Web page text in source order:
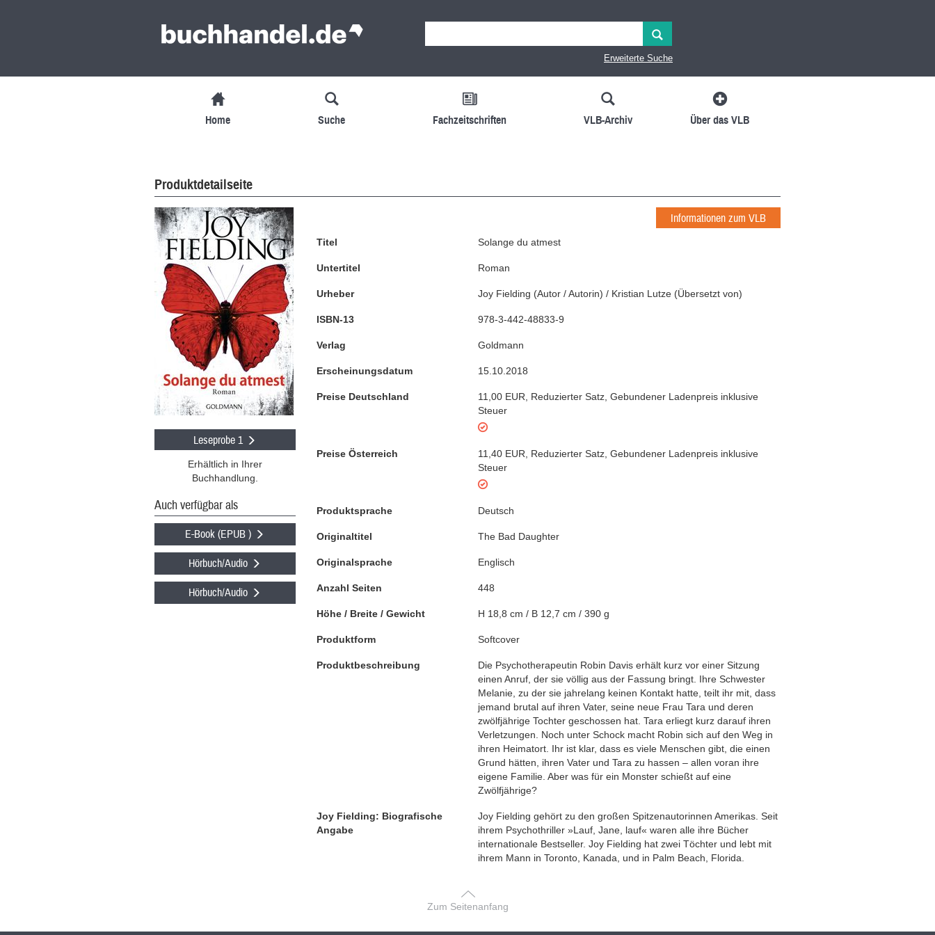
Erweiterte Suche
Home Suche Fachzeitschriften VLB-Archiv Über das VLB
Produktdetailseite
Leseprobe 1
Erhältlich in Ihrer
Buchhandlung.
Auch verfügbar als
E-Book (EPUB )
Hörbuch/Audio
Hörbuch/Audio
Informationen zum VLB
Titel Solange du atmest
Untertitel Roman
Urheber Joy Fielding (Autor / Autorin) / Kristian Lutze (Übersetzt von)
ISBN-13 978-3-442-48833-9
Verlag Goldmann
Erscheinungsdatum 15.10.2018
Preise Deutschland 11,00 EUR Reduzierter Satz Gebundener Ladenpreis inklusive
Steuer
Preise Österreich 11,40 EUR Reduzierter Satz Gebundener Ladenpreis inklusive
Steuer
Produktsprache Deutsch
Originaltitel The Bad Daughter
Originalsprache Englisch
Anzahl Seiten 448
Höhe / Breite / Gewicht H 18,8 cm / B 12,7 cm / 390 g
Produktform Softcover
Produktbeschreibung
Die Psychotherapeutin Robin Davis erhält kurz vor einer Sitzung
einen Anruf, der sie völlig aus der Fassung bringt. Ihre Schwester
Melanie, zu der sie jahrelang keinen Kontakt hatte, teilt ihr mit, dass
jemand brutal auf ihren Vater, seine neue Frau Tara und deren
zwölfjährige Tochter geschossen hat. Tara erliegt kurz darauf ihren
Verletzungen. Noch unter Schock macht Robin sich auf den Weg in
ihren Heimatort. Ihr ist klar, dass es viele Menschen gibt, die einen
Grund hätten, ihren Vater und Tara zu hassen – allen voran ihre
eigene Familie. Aber was für ein Monster schießt auf eine
Zwölfjährige?
Joy Fielding: Biografische
Angabe
Joy Fielding gehört zu den großen Spitzenautorinnen Amerikas. Seit
ihrem Psychothriller »Lauf, Jane, lauf« waren alle ihre Bücher
internationale Bestseller. Joy Fielding hat zwei Töchter und lebt mit
ihrem Mann in Toronto, Kanada, und in Palm Beach, Florida.
Zum Seitenanfang